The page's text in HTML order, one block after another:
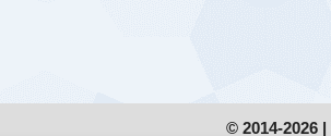
© 2014-2026 |